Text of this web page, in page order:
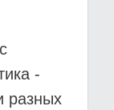
-
разных